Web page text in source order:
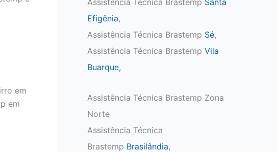
em
em
Efigênia,
Assistência Técnica Brastemp Sé,
Assistência Técnica Brastemp Vila
Buarque,
Assistência Técnica Brastemp Zona
Norte
Assistência Técnica
Brastemp Brasilândia,